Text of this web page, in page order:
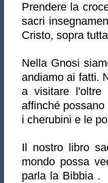
Prendere la
sacri
Cristo, sopra
Nella Gnosi
andiamo ai fatti.
a visitare
affinché
i cherubini e le
Il nostro libro
mondo possa
parla la Bibbia .